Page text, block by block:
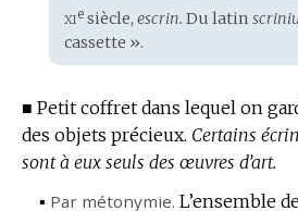
Étymologie
:
xiesiècle, escrin. Du latin
cassette ».
■ Petit coffret dans lequel on
des objets précieux. Certains
sont à eux seuls des œuvres d’art.
▪ Par métonymie. L’ensemble